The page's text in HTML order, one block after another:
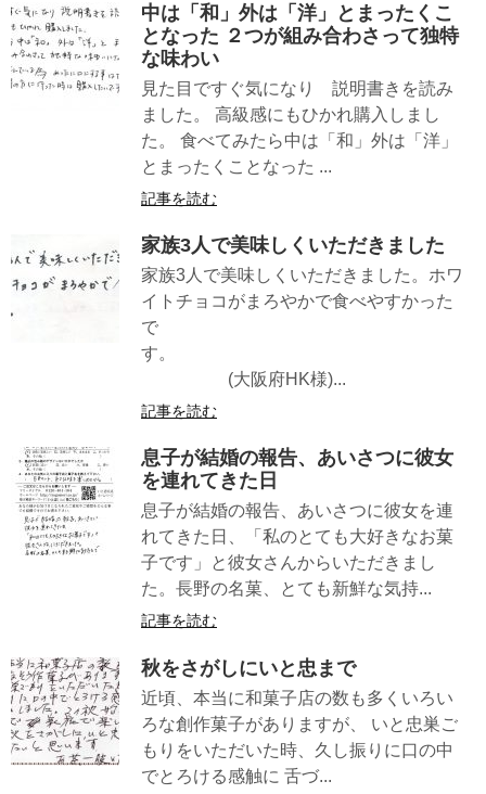
中は「和」外は「洋」とまったくこ
となった ２つが組み合わさって独特
な味わい
見た目ですぐ気になり 説明書きを読み
ました。 高級感にもひかれ購入しまし
た。 食べてみたら中は「和」外は「洋」
とまったくことなった ...
記事を読む
家族3人で美味しくいただきました
家族3人で美味しくいただきました。ホワ
イトチョコがまろやかで食べやすかった
で
す。
(大阪府HK様)...
記事を読む
息子が結婚の報告、あいさつに彼女
を連れてきた日
息子が結婚の報告、あいさつに彼女を連
れてきた日、「私のとても大好きなお菓
子です」と彼女さんからいただきまし
た。長野の名菓、とても新鮮な気持...
記事を読む
秋をさがしにいと忠まで
近頃、本当に和菓子店の数も多くいろい
ろな創作菓子がありますが、 いと忠巣ご
もりをいただいた時、久し振りに口の中
でとろける感触に 舌づ...